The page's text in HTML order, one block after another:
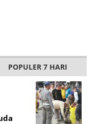
POPULER 7 HARI